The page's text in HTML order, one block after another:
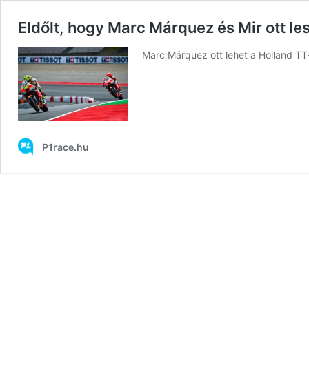
Eldőlt, hogy Marc Márquez és Mir ott
Marc Márquez ott lehet a Holland
P1race.hu